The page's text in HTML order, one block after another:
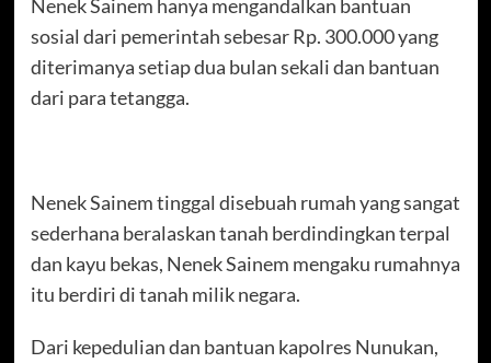
Nenek Sainem hanya mengandalkan bantuan
sosial dari pemerintah sebesar Rp. 300.000 yang
diterimanya setiap dua bulan sekali dan bantuan
dari para tetangga.
Nenek Sainem tinggal disebuah rumah yang sangat
sederhana beralaskan tanah berdindingkan terpal
dan kayu bekas, Nenek Sainem mengaku rumahnya
itu berdiri di tanah milik negara.
Dari kepedulian dan bantuan kapolres Nunukan,